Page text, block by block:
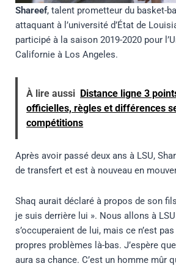
Shareef, talent prometteur du basket-
attaquant à l’université d’État de
participé à la saison 2019-2020 pour
Californie à Los Angeles.
À lire aussi Distance ligne 3
officielles, règles et différences
compétitions
Après avoir passé deux ans à LSU,
de transfert et est à nouveau en
Shaq aurait déclaré à propos de son
je suis derrière lui ». Nous allons à
s’occuperaient de lui, mais ce n’est
propres problèmes là-bas. J’espère
aura sa chance. C’est un homme mûr